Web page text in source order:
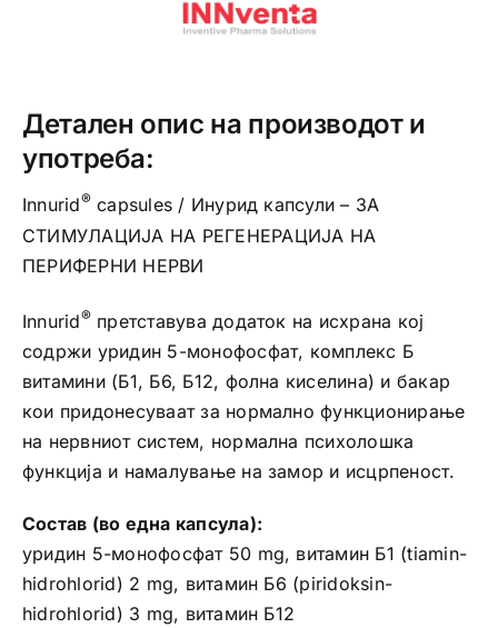
Детален опис на производот и
употреба:
Innurid®capsules / Инурид капсули – ЗА
СТИМУЛАЦИЈА НА РЕГЕНЕРАЦИЈА НА
ПЕРИФЕРНИ НЕРВИ
Innurid®претставува додаток на исхрана кој
содржи уридин 5-монофосфат, комплекс Б
витамини (Б1, Б6, Б12, фолна киселина) и бакар
кои придонесуваат за нормално функционирање
на нервниот систем, нормална психолошка
функција и намалување на замор и исцрпеност.
Состав (во една капсула):
уридин 5-монофосфат 50 mg, витамин Б1 (tiamin-
hidrohlorid) 2 mg, витамин Б6 (piridoksin-
hidrohlorid) 3 mg, витамин Б12